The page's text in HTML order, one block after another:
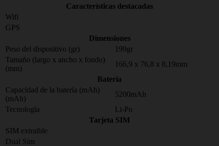
Características destacadas
Wifi
GPS
Dimensiones
Peso del dispositivo (gr)
199gr
Tamaño (largo x ancho x fondo)
(mm)
166,9 x 76,8 x 8,19mm
Bateria
Capacidad de la batería (mAh)
(mAh)
5200mAh
Tecnología
Li-Po
Tarjeta SIM
SIM extraible
Dual Sim